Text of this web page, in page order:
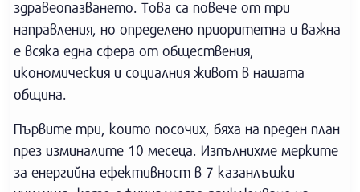
здравеопазването. Това са повече от три
направления, но определено приоритетна и важна
е всяка една сфера от обществения,
икономическия и социалния живот в нашата
община.
Първите три, които посочих, бяха на преден план
през изминалите 10 месеца. Изпълнихме мерките
за енергийна ефективност в 7 казанлъшки